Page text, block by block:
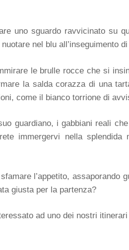
uno sguardo ravvicinato su
nel blu all’inseguimento
le brulle rocce che si
la salda corazza di una
come il bianco torrione di
guardiano, i gabbiani reali
immergervi nella
l’appetito,
giusta per la partenza?
ad uno dei nostri